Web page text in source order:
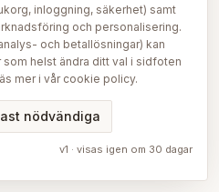
inloggning, säkerhet) samt
och personalisering.
och betallösningar) kan
som helst ändra ditt val i sidfoten
mer i vår cookie policy.
en bättre upplevelse använder
sök- och
delar av vårt redaktionella
nödvändiga
v1 · visas igen om 30 dagar